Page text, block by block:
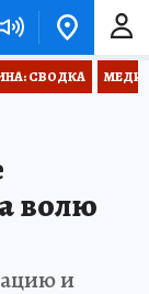
СВОДКА
волю
и